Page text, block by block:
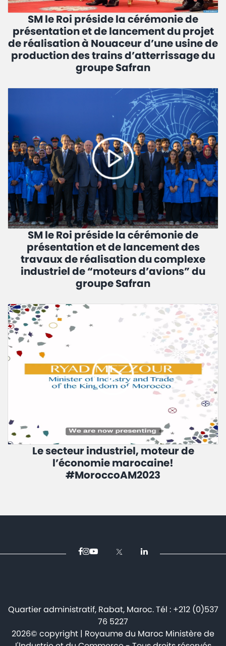
SM le Roi préside la cérémonie de
présentation et de lancement du projet
de réalisation à Nouaceur d’une usine de
production des trains d’atterrissage du
groupe Safran
SM le Roi préside la cérémonie de
présentation et de lancement des
travaux de réalisation du complexe
industriel de “moteurs d’avions” du
groupe Safran
Le secteur industriel, moteur de
l’économie marocaine!
#MoroccoAM2023
Quartier administratif, Rabat, Maroc. Tél : +212 (0)537
76 5227
2026© copyright | Royaume du Maroc Ministère de